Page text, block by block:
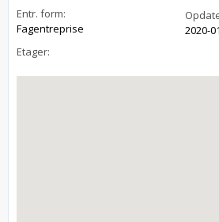
Entr. form:
Fagentreprise
Etager:
2020-